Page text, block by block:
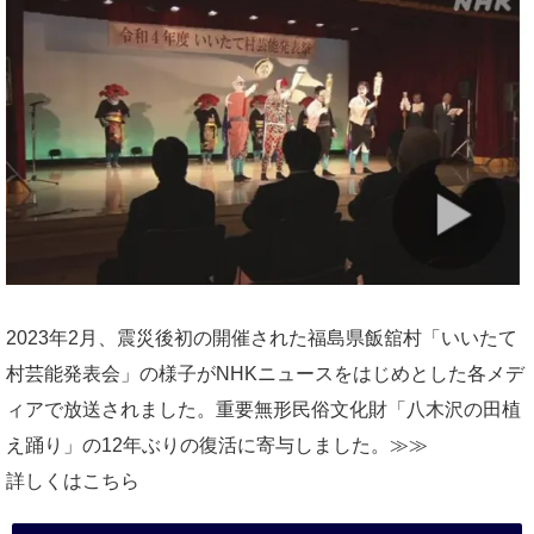
2023年2月、震災後初の開催された福島県飯舘村「いいたて
村芸能発表会」の様子がNHKニュースをはじめとした各メデ
ィアで放送されました。重要無形民俗文化財「八木沢の田植
え踊り」の12年ぶりの復活に寄与しました。≫≫
詳しくはこちら